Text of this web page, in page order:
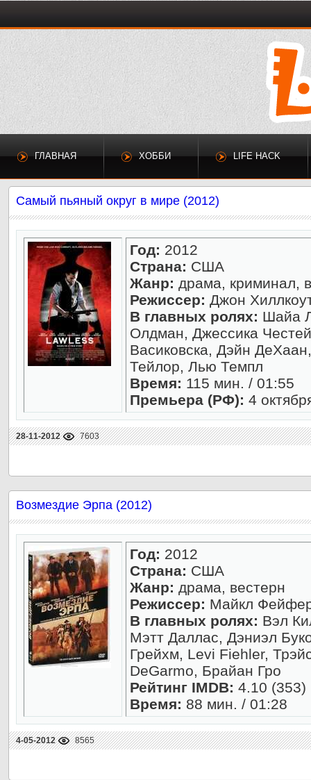
ГЛАВНАЯ ХОББИ LIFE HACK
Самый пьяный округ в мире (2012)
Год: 2012
Страна: США
Жанр: драма, криминал,
Режиссер: Джон
В главных ролях: Шайа
Олдман, Джессика
Васиковска, Дэйн
Тейлор, Лью Темпл
Время: 115 мин. / 01:55
Премьера (РФ): 4
28-11-2012 7603
Возмездие Эрпа (2012)
Год: 2012
Страна: США
Жанр: драма, вестерн
Режиссер: Майкл
В главных ролях: Вэл
Мэтт Даллас, Дэниэл
Грейхм, Levi Fiehler,
DeGarmo, Брайан Гро
Рейтинг IMDB: 4.10 (353)
Время: 88 мин. / 01:28
4-05-2012 8565